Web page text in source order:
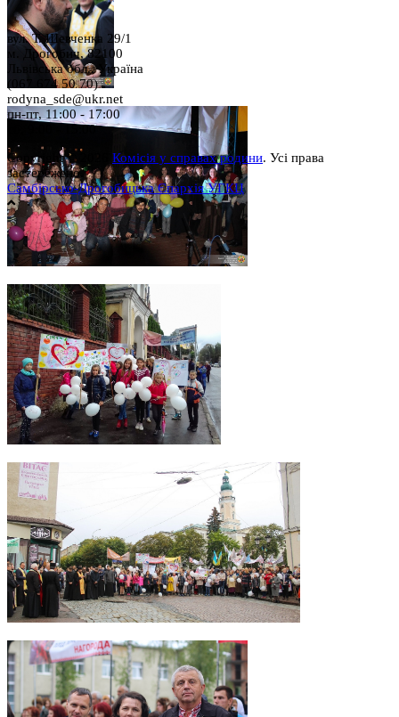
вул. Т. Шевченка 29/1
м. Дрогобич, 82100
Львівська обл., Україна
(067 674 50 70)
rodyna_sde@ukr.net
пн-пт, 11:00 - 17:00
сб, 9:00 - 15:00
Copyright © 2026 Комісія у справах родини. Усі права
застережено.
Самбірсько-Дрогобицька Єпархія УГКЦ